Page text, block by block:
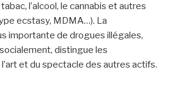
l’alcool, le cannabis et autres
ecstasy, MDMA…). La
importante de drogues illégales,
distingue les
et du spectacle des autres actifs.